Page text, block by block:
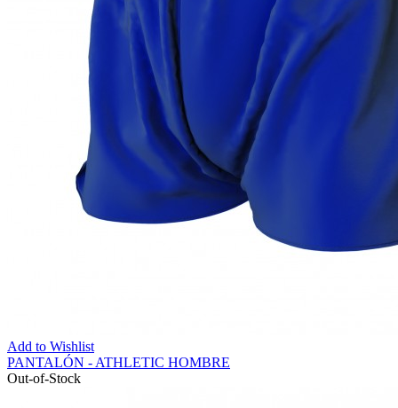
Add to Wishlist
PANTALÓN - ATHLETIC HOMBRE
Out-of-Stock